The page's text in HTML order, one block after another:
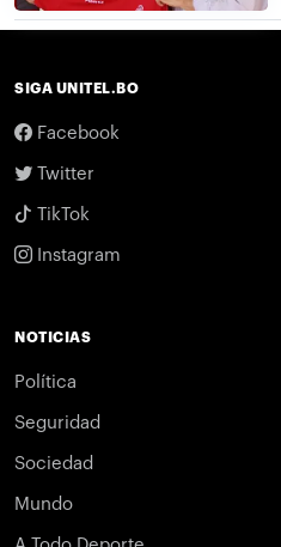
SIGA UNITEL.BO
Facebook
Twitter
TikTok
Instagram
NOTICIAS
Política
Seguridad
Sociedad
Mundo